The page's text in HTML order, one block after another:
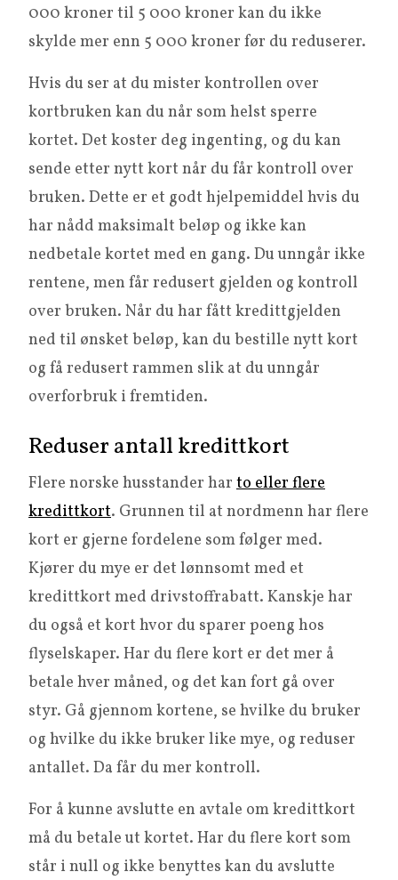
000 kroner til 5 000 kroner kan du ikke
skylde mer enn 5 000 kroner før du reduserer.
Hvis du ser at du mister kontrollen over
kortbruken kan du når som helst sperre
kortet. Det koster deg ingenting, og du kan
sende etter nytt kort når du får kontroll over
bruken. Dette er et godt hjelpemiddel hvis du
har nådd maksimalt beløp og ikke kan
nedbetale kortet med en gang. Du unngår ikke
rentene, men får redusert gjelden og kontroll
over bruken. Når du har fått kredittgjelden
ned til ønsket beløp, kan du bestille nytt kort
og få redusert rammen slik at du unngår
overforbruk i fremtiden.
Reduser antall kredittkort
Flere norske husstander har to eller flere
kredittkort. Grunnen til at nordmenn har flere
kort er gjerne fordelene som følger med.
Kjører du mye er det lønnsomt med et
kredittkort med drivstoffrabatt. Kanskje har
du også et kort hvor du sparer poeng hos
flyselskaper. Har du flere kort er det mer å
betale hver måned, og det kan fort gå over
styr. Gå gjennom kortene, se hvilke du bruker
og hvilke du ikke bruker like mye, og reduser
antallet. Da får du mer kontroll.
For å kunne avslutte en avtale om kredittkort
må du betale ut kortet. Har du flere kort som
står i null og ikke benyttes kan du avslutte